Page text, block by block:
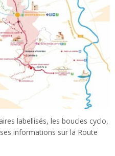
labellisés, les boucles cyclo,
informations sur la Route